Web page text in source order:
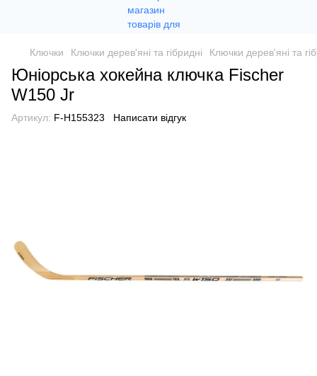
Ключки Ключки дерев'яні та гібридні Ключки дерев'яні та
Юніорська хокейна ключка Fischer
W150 Jr
Артикул: F-H155323 Написати відгук